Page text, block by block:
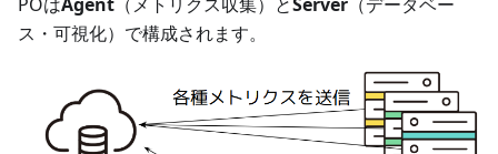
ス・可視化）で構成されます。